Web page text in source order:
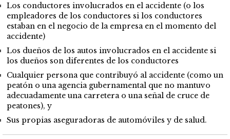
Los conductores involucrados en el accidente (o los
empleadores de los conductores si los conductores
estaban en el negocio de la empresa en el momento del
accidente)
Los dueños de los autos involucrados en el accidente si
los dueños son diferentes de los conductores
Cualquier persona que contribuyó al accidente (como un
peatón o una agencia gubernamental que no mantuvo
adecuadamente una carretera o una señal de cruce de
peatones), y
Sus propias aseguradoras de automóviles y de salud.